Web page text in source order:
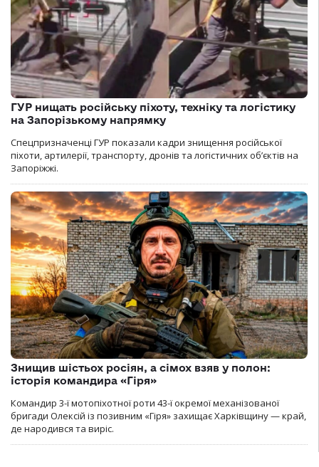
ГУР нищать російську піхоту, техніку та логістику
на Запорізькому напрямку
Спецпризначенці ГУР показали кадри знищення російської
піхоти, артилерії, транспорту, дронів та логістичних об’єктів на
Запоріжжі.
Знищив шістьох росіян, а сімох взяв у полон:
історія командира «Гіря»
Командир 3-ї мотопіхотної роти 43-ї окремої механізованої
бригади Олексій із позивним «Гіря» захищає Харківщину — край,
де народився та виріс.